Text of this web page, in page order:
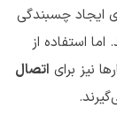
ایجاد چسبندگی
استفاده از
نیز برای اتصال